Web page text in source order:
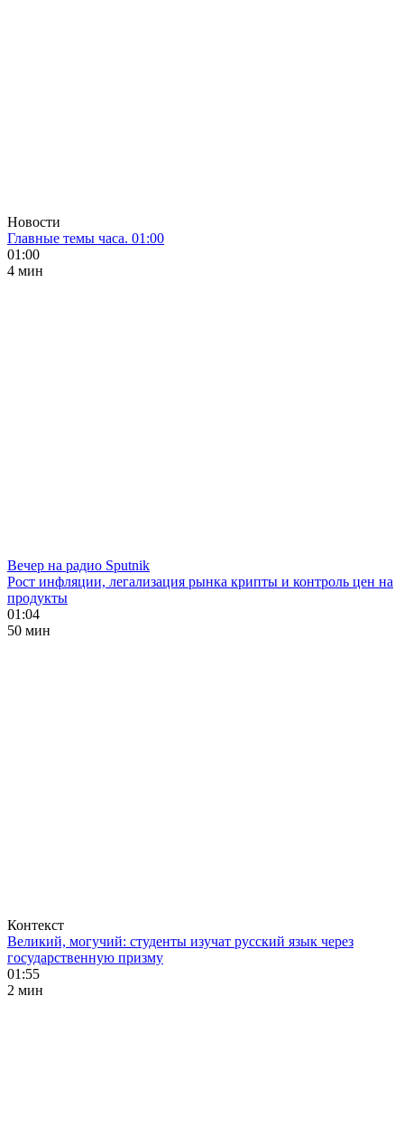
Новости
Главные темы часа. 01:00
01:00
4 мин
Вечер на радио Sputnik
Рост инфляции, легализация рынка крипты и контроль цен на
продукты
01:04
50 мин
Контекст
Великий, могучий: студенты изучат русский язык через
государственную призму
01:55
2 мин